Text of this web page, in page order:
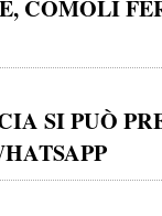
COMOLI
SI PUÒ